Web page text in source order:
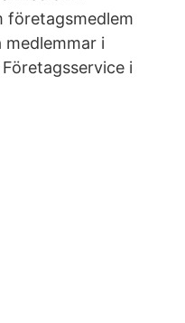
företagsmedlem
i
i